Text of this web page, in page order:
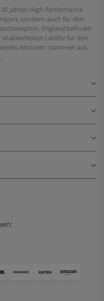
Jahren High Performance
sondern auch für den
England befindet
etabliertesten Länder für den
Motoren stammen aus